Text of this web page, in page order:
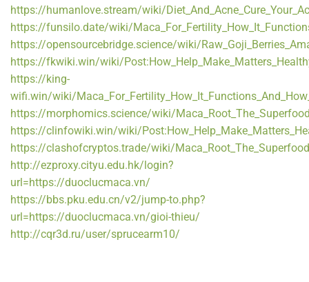
https://humanlove.stream/wiki/
https://funsilo.date/wiki/
https://opensourcebridge.science/wiki/
https://fkwiki.win/wiki/
https://king-
wifi.win/wiki/
https://morphomics.science/wiki/
https://clinfowiki.win/wiki/
https://clashofcryptos.trade/wiki/
http://ezproxy.cityu.edu.hk/login?
url=https://duoclucmaca.vn/
https://bbs.pku.edu.cn/v2/jump-to.php?
url=https://duoclucmaca.vn/gioi-thieu/
http://cqr3d.ru/user/sprucearm10/